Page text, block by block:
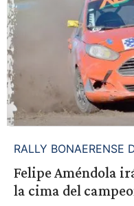
RALLY BONAERENSE
Felipe Améndola
la cima del